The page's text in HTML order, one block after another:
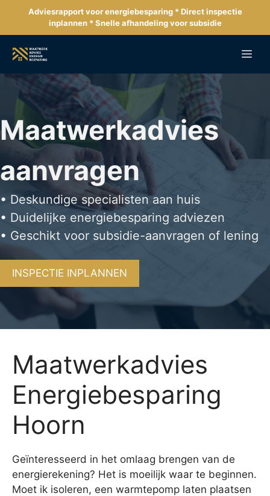
de
inhoud
Adviesrapport voor energiebesparing * Direct inspectie
inplannen * Snelle afhandeling voor subsidie
Maatwerkadvies
aanvragen
• Deskundige specialisten aan huis
• Duidelijke energiebesparing adviezen
• Geschikt voor subsidie-aanvragen of lening
INSPECTIE INPLANNEN
Maatwerkadvies
Energiebesparing
Hoorn
Geïnteresseerd in het omlaag brengen van de
energierekening? Het is moeilijk waar te beginnen.
Moet ik isoleren, een warmtepomp laten plaatsen